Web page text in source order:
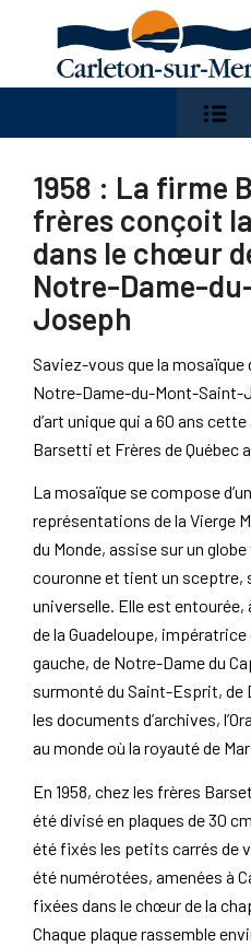
1958 : La firme
frères conçoit
dans le chœur
Notre-Dame-
Joseph
Saviez-vous que la mosaïque
Notre-Dame-du-Mont-
d’art unique qui a 60 ans
Barsetti et Frères de Québec
La mosaïque se compose
représentations de la Vierge
du Monde, assise sur un
couronne et tient un sceptre,
universelle. Elle est
de la Guadeloupe,
gauche, de Notre-Dame du
surmonté du Saint-Esprit, de
les documents d’archives,
au monde où la royauté de
En 1958, chez les frères
été divisé en plaques de 30
été fixés les petits carrés de
été numérotées, amenées à
fixées dans le chœur de la
Chaque plaque rassemble